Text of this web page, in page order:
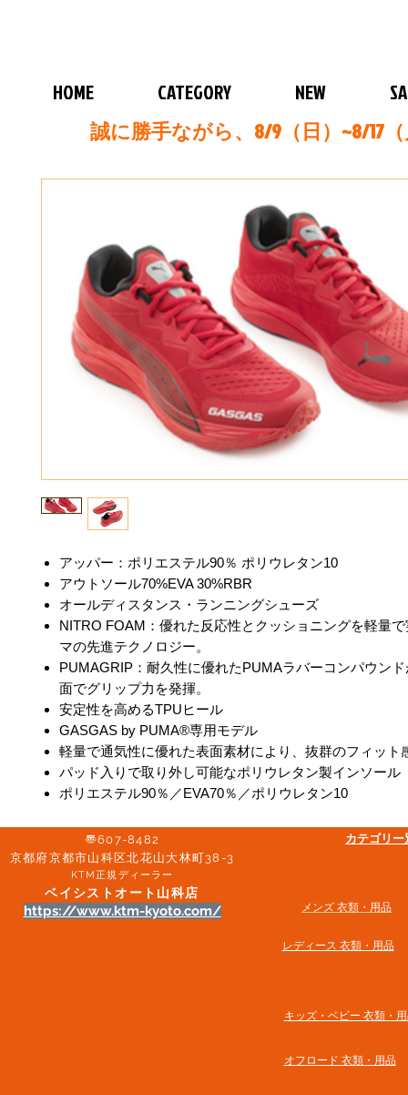
HOME CATEGORY NEW
誠に勝手ながら、8/9（日）~8/17
アッパー：ポリエステル90％ ポリウレタン10
アウトソール70%EVA 30%RBR
オールディスタンス・ランニングシューズ
NITRO FOAM：優れた反応性とクッショニングを軽量
マの先進テクノロジー。
PUMAGRIP：耐久性に優れたPUMAラバーコンパウン
面でグリップ力を発揮。
安定性を高めるTPUヒール
GASGAS by PUMA®専用モデル
軽量で通気性に優れた表面素材により、抜群のフィット
パッド入りで取り外し可能なポリウレタン製インソール
ポリエステル90％／EVA70％／ポリウレタン10
〠607-8482
京都府京都市山科区北花山大林町38-3​
KTM正規ディーラー
ベイシストオート山科店
https://www.ktm-kyoto.com/
カテゴリ
メンズ 衣類・用品
​レディース 衣類・用品
キッズ・ベビー 衣類・
オフロード 衣類・用品